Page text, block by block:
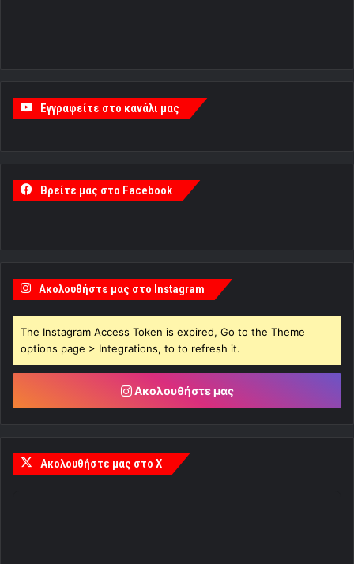
Εγγραφείτε στο κανάλι μας
Βρείτε μας στο Facebook
Ακολουθήστε μας στο Instagram
The Instagram Access Token is expired, Go to the Theme
options page > Integrations, to to refresh it.
Ακολουθήστε μας
Ακολουθήστε μας στο X